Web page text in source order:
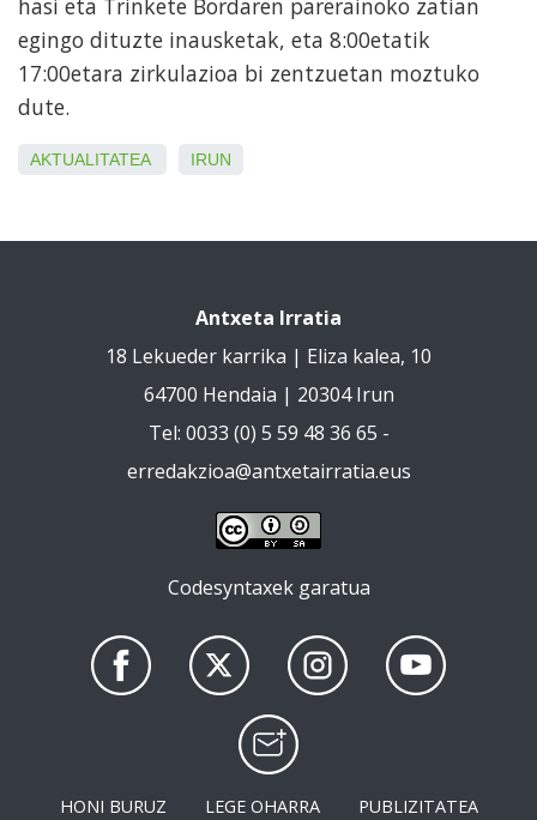
hasi eta Trinkete Bordaren parerainoko zatian
egingo dituzte inausketak, eta 8:00etatik
17:00etara zirkulazioa bi zentzuetan moztuko
dute.
AKTUALITATEA IRUN
Antxeta Irratia
18 Lekueder karrika | Eliza kalea, 10
64700 Hendaia | 20304 Irun
Tel: 0033 (0) 5 59 48 36 65 -
erredakzioa@antxetairratia.eus
Codesyntaxek garatua
HONI BURUZ LEGE OHARRA
PUBLIZITATEA